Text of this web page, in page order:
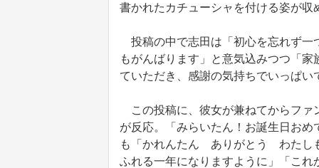
書かれたカチューシャを付ける姿が収
投稿の中で志田は「初心を忘れず一
もがんばります」と意気込みつつ「
ていただき、感謝の気持ちでいっぱい
この投稿に、彼女が兼ねてからファ
が反応。「みらいたん！お誕生日お
も「かれんたん ありがとう わたし
ふれる一年になりますように」「こ